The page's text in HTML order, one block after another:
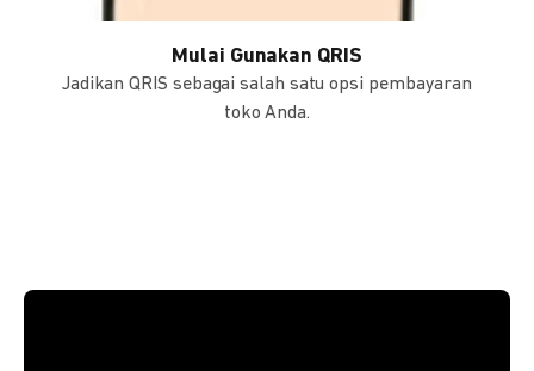
Mulai Gunakan QRIS
Jadikan QRIS sebagai salah satu opsi pembayaran
toko Anda.